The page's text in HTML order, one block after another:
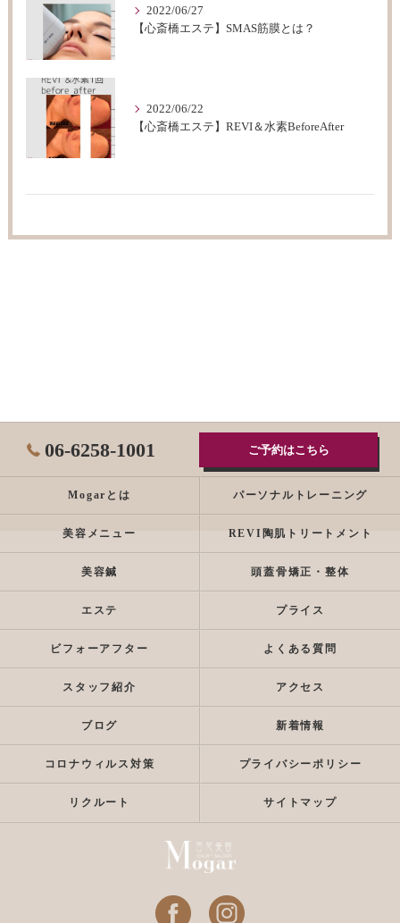
2022/06/27
【心斎橋エステ】SMAS筋膜とは？
2022/06/22
【心斎橋エステ】REVI＆水素BeforeAfter
06-6258-1001 ご予約はこちら
Mogarとは パーソナルトレーニング
美容メニュー REVI陶肌トリートメント
美容鍼 頭蓋骨矯正・整体
エステ プライス
ビフォーアフター よくある質問
スタッフ紹介 アクセス
ブログ 新着情報
コロナウィルス対策 プライバシーポリシー
リクルート サイトマップ